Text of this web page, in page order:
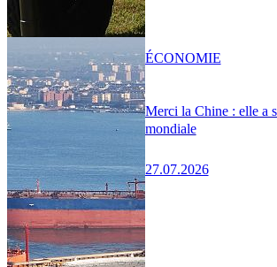
Merci la Chine : elle a
mondiale
27.07.2026
ÉCONOMIE